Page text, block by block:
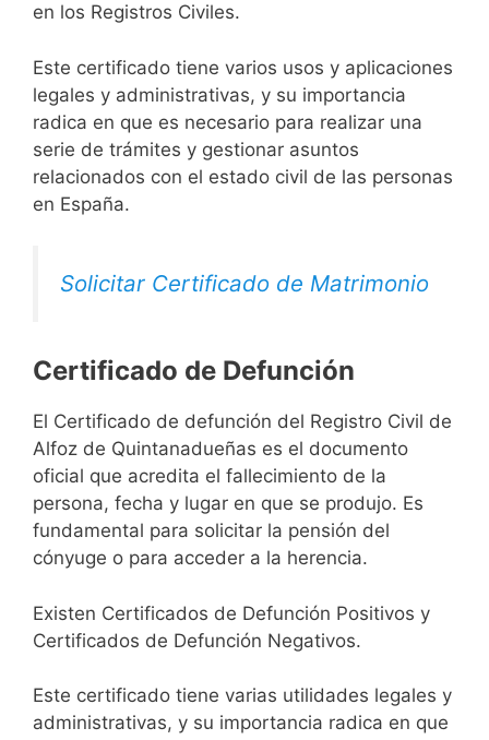
en los Registros Civiles.
Este certificado tiene varios usos y aplicaciones
legales y administrativas, y su importancia
radica en que es necesario para realizar una
serie de trámites y gestionar asuntos
relacionados con el estado civil de las personas
en España.
Solicitar Certificado de Matrimonio
Certificado de Defunción
El Certificado de defunción del Registro Civil de
Alfoz de Quintanadueñas es el documento
oficial que acredita el fallecimiento de la
persona, fecha y lugar en que se produjo. Es
fundamental para solicitar la pensión del
cónyuge o para acceder a la herencia.
Existen Certificados de Defunción Positivos y
Certificados de Defunción Negativos.
Este certificado tiene varias utilidades legales y
administrativas, y su importancia radica en que